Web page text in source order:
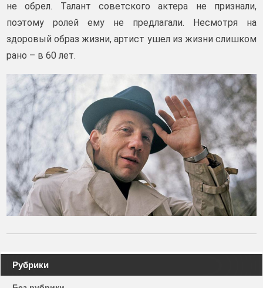
не обрел. Талант советского актера не признали,
поэтому ролей ему не предлагали. Несмотря на
здоровый образ жизни,артист ушел из жизни слишком
рано – в 60 лет.
Навигация
по
Рубрики